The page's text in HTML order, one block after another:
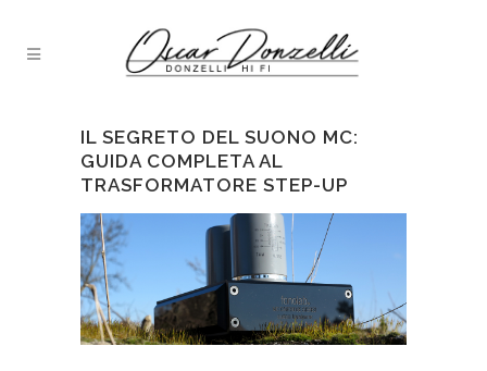
IL SEGRETO DEL SUONO MC:
GUIDA COMPLETA AL
TRASFORMATORE STEP-UP